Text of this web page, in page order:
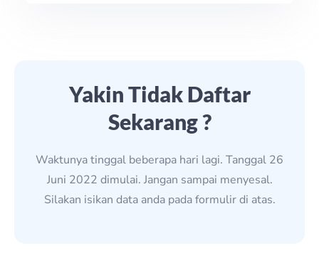
Yakin Tidak Daftar
Sekarang ?
Waktunya tinggal beberapa hari lagi. Tanggal 26
Juni 2022 dimulai. Jangan sampai menyesal.
Silakan isikan data anda pada formulir di atas.